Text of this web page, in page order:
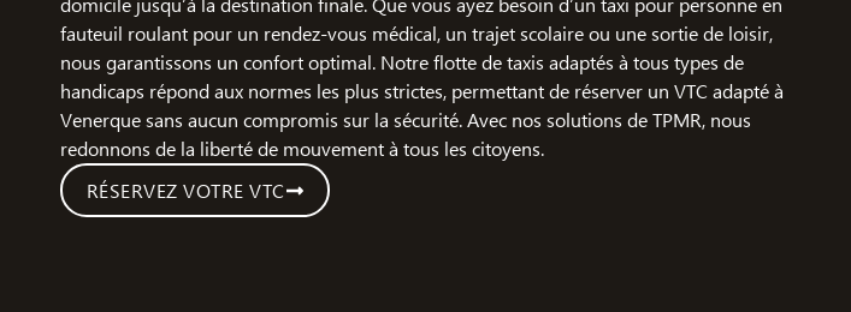
fauteuil roulant pour un rendez-vous médical, un trajet scolaire ou une sortie de loisir,
nous garantissons un confort optimal. Notre flotte de taxis adaptés à tous types de
handicaps répond aux normes les plus strictes, permettant de réserver un VTC adapté à
Venerque sans aucun compromis sur la sécurité. Avec nos solutions de TPMR, nous
redonnons de la liberté de mouvement à tous les citoyens.
RÉSERVEZ VOTRE VTC